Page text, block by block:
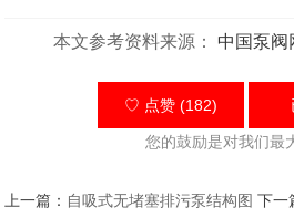
本文参考资料来源： 中国泵阀
♡ 点赞 (182)
您的鼓励是对我们最
上一篇： 自吸式无堵塞排污泵结构图 下一